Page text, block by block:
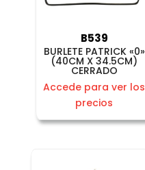
B539
BURLETE PATRICK «0»
(40CM X 34.5CM)
CERRADO
Accede para ver los
precios